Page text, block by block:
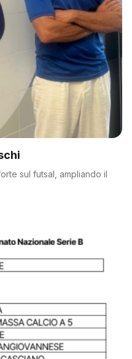
sul futsal, ampliando il